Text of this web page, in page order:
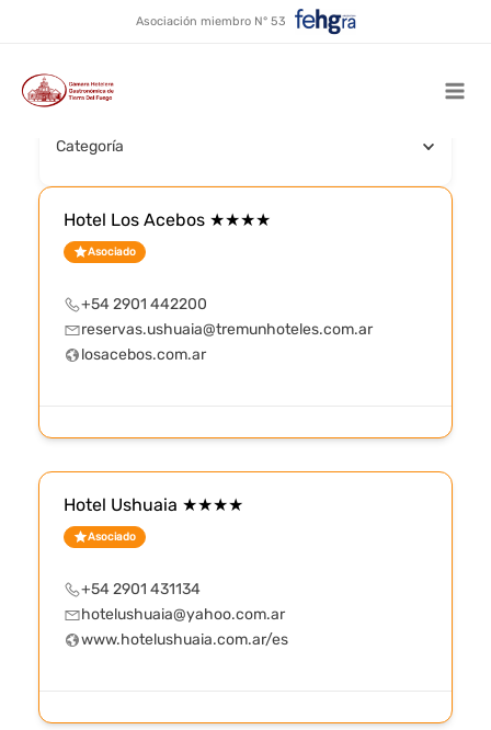
contenido
Asociación miembro N° 53
4 estrellas
Buscar por nombre
Categoría
Hotel Los Acebos ★★★★
Asociado
+54 2901 442200
reservas.ushuaia@tremunhoteles.com.ar
losacebos.com.ar
Hotel Ushuaia ★★★★
Asociado
+54 2901 431134
hotelushuaia@yahoo.com.ar
www.hotelushuaia.com.ar/es